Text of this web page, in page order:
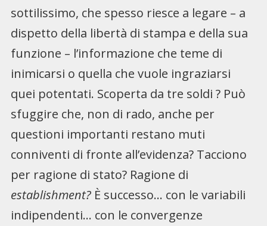
sottilissimo, che spesso riesce a legare – a
dispetto della libertà di stampa e della sua
funzione – l’informazione che teme di
inimicarsi o quella che vuole ingraziarsi
quei potentati. Scoperta da tre soldi ? Può
sfuggire che, non di rado, anche per
questioni importanti restano muti
conniventi di fronte all’evidenza? Tacciono
per ragione di stato? Ragione di
establishment?È successo… con le variabili
indipendenti… con le convergenze